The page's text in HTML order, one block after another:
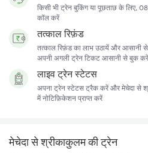
किसी भी ट्रेन बुकिंग या पूछताछ के लिए,
कॉल करें
तत्काल रिफ़ंड
तत्काल रिफ़ंड का लाभ उठायें और आसानी
अपनी अगली ट्रेन टिकट आसानी से बुक करें
लाइव ट्रेन स्टेटस
अपना ट्रेन स्टेटस ट्रैक करें और मेचेदा से
में नोटिफ़िकेशन प्राप्त करें
मेचेदा से श्रीकाकुलम की ट्रेन